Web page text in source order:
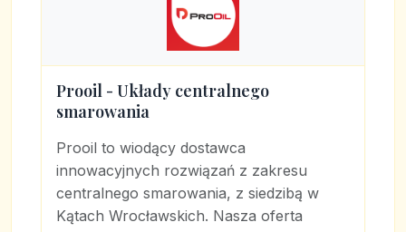
Prooil - Układy centralnego
smarowania
Prooil to wiodący dostawca
innowacyjnych rozwiązań z zakresu
centralnego smarowania, z siedzibą w
Kątach Wrocławskich. Nasza oferta